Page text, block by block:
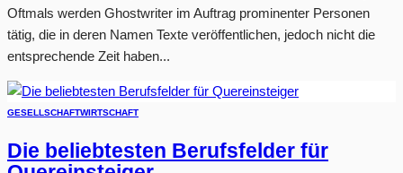
Oftmals werden Ghostwriter im Auftrag prominenter Personen
tätig, die in deren Namen Texte veröffentlichen, jedoch nicht die
entsprechende Zeit haben...
GESELLSCHAFTWIRTSCHAFT
Die beliebtesten Berufsfelder für